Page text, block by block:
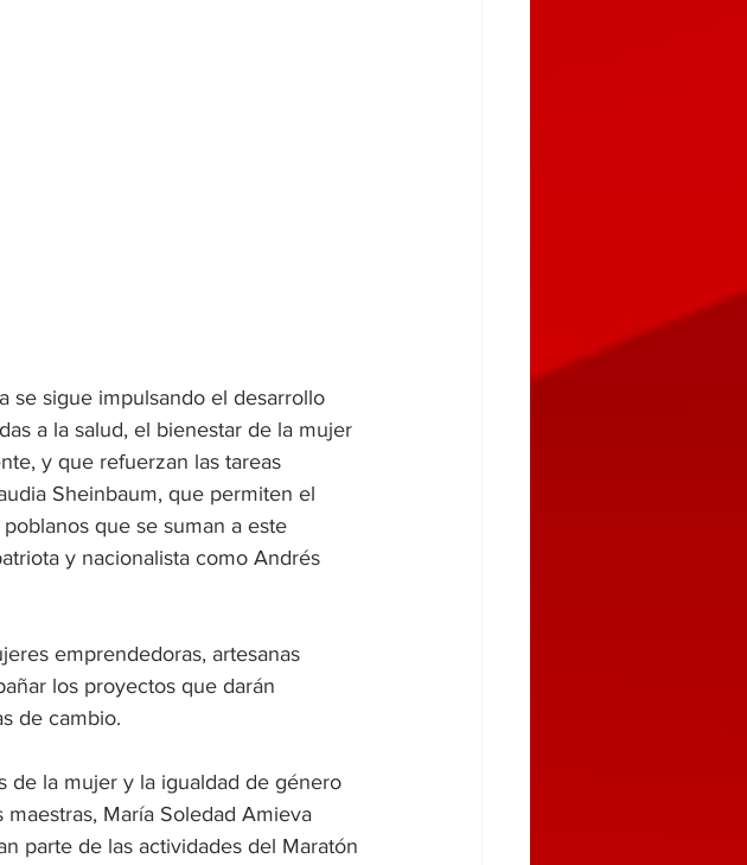
se sigue impulsando el desarrollo
a la salud, el bienestar de la mujer
y que refuerzan las tareas
Sheinbaum, que permiten el
que se suman a este
y nacionalista como Andrés
emprendedoras, artesanas
los proyectos que darán
de cambio.
de la mujer y la igualdad de género
María Soledad Amieva
parte de las actividades del Maratón